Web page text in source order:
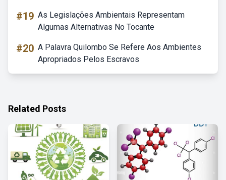
#19 As Legislações Ambientais Representam
Algumas Alternativas No Tocante
#20 A Palavra Quilombo Se Refere Aos Ambientes
Apropriados Pelos Escravos
Related Posts